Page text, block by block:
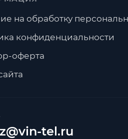
tel.ru
на обработку
конфиденциальности
оферта